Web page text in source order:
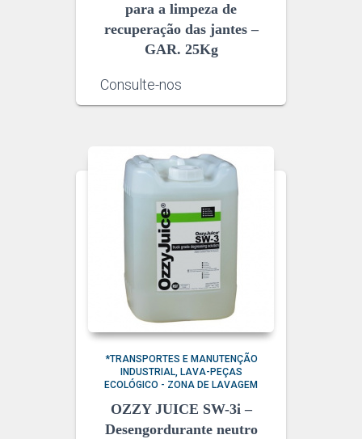
para a limpeza de
recuperação das jantes –
GAR. 25Kg
Consulte-nos
*TRANSPORTES E MANUTENÇÃO
INDUSTRIAL
LAVA-PEÇAS
ECOLÓGICO - ZONA DE LAVAGEM
OZZY JUICE SW-3i –
Desengordurante neutro